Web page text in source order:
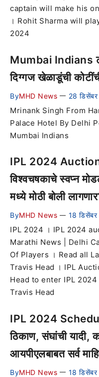
captain will make his
। Rohit Sharma will
2024
Mumbai Indians
दिग्गज खेळाडूंची
ByMHD News — 28
Mrinank Singh From
Palace Hotel By Delhi
Mumbai Indians
IPL 2024 Auction
विश्वचषकाचे स्वप्न
मध्ये मोठी बोली
ByMHD News — 18
IPL 2024 । IPL 2024
Marathi News | Delhi
Of Players । Read all
Travis Head । IPL
Head to enter IPL
Travis Head
IPL 2024
ठिकाण, संघांची
आयपीएलबाबत सर्व
ByMHD News — 18